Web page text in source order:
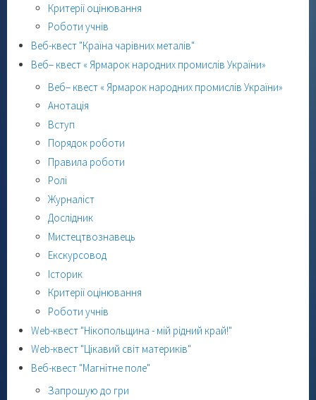
Критерії оцінювання
Роботи учнів
Веб-квест "Країна чарівних металів"
Веб– квест « Ярмарок народних промислів України»
Веб– квест « Ярмарок народних промислів України»
Анотація
Вступ
Порядок роботи
Правила роботи
Ролі
Журналіст
Дослідник
Мистецтвознавець
Екскурсовод
Історик
Критерії оцінювання
Роботи учнів
Web-квест "Нікопольщина - мій рідний край!"
Web-квест "Цікавий світ материків"
Веб-квест "Магнітне поле"
Запрошую до гри